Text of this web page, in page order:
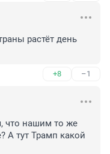
растёт день
+8 –1
что нашим то же
А тут Трамп какой